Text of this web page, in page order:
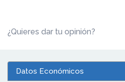
¿Quieres dar tu opinión?
Datos Económicos